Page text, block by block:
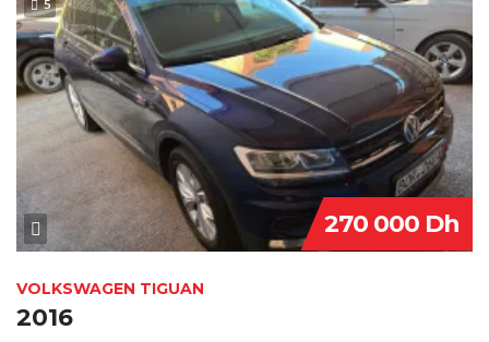
5 SPECIAL
270 000 Dh
VOLKSWAGEN TIGUAN
2016